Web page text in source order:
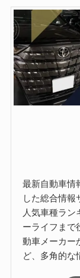
最新自動車情
した総合情報
人気車種ラン
ーライフまで
動車メーカー
ど、多角的な